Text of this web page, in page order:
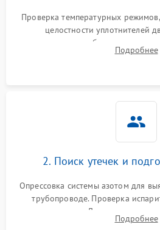
работе
2000 ₽
1000 ₽
1800 ₽
Проверка температурных
целостности уплотнителей
сопротивления обмоток мотора,
считывание кодов ошибок с
Подробнее
2. Поиск утечек и
Опрессовка системы азотом для
трубопроводе. Проверка
течеискателем. Демонтаж
продувка капиллярной трубки
Подробнее